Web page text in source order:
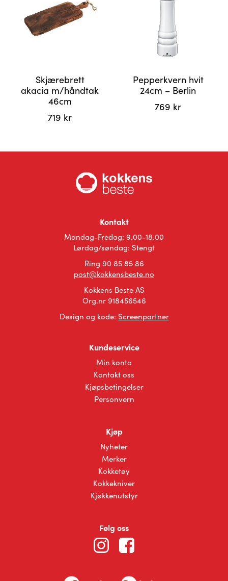
Skjærebrett
akacia m/håndtak
46cm
719 kr
Pepperkvern hvit
24cm – Berlin
769 kr
Kontakt
Mandag-Fredag: 9.00-18.00
Lørdag/søndag: Stengt
Ring 90 85 85 86
post@kokkensbeste.no
Kokkens Beste AS
Org.nr 918456546
Design og kode: Screenpartner
Kundeservice
Min konto
Kontakt oss
Kjøpsbetingelser
Personvern
Kjøp
Nyheter
Merker
Kokketøy
Kokkekniver
Kjøkkenutstyr
Følg oss